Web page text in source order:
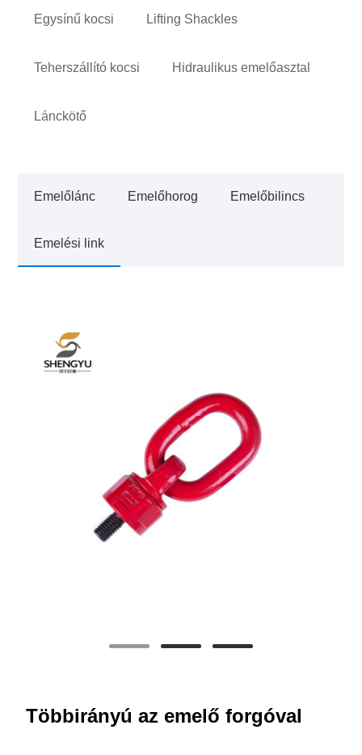
Egysínű kocsi Lifting Shackles
Teherszállító kocsi Hidraulikus emelőasztal
Lánckötő
Emelőlánc Emelőhorog Emelőbilincs
Emelési link
Többirányú az emelő forgóval